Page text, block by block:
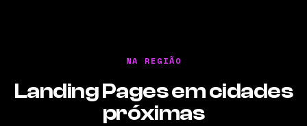
NA REGIÃO
Landing Pages em cidades
próximas